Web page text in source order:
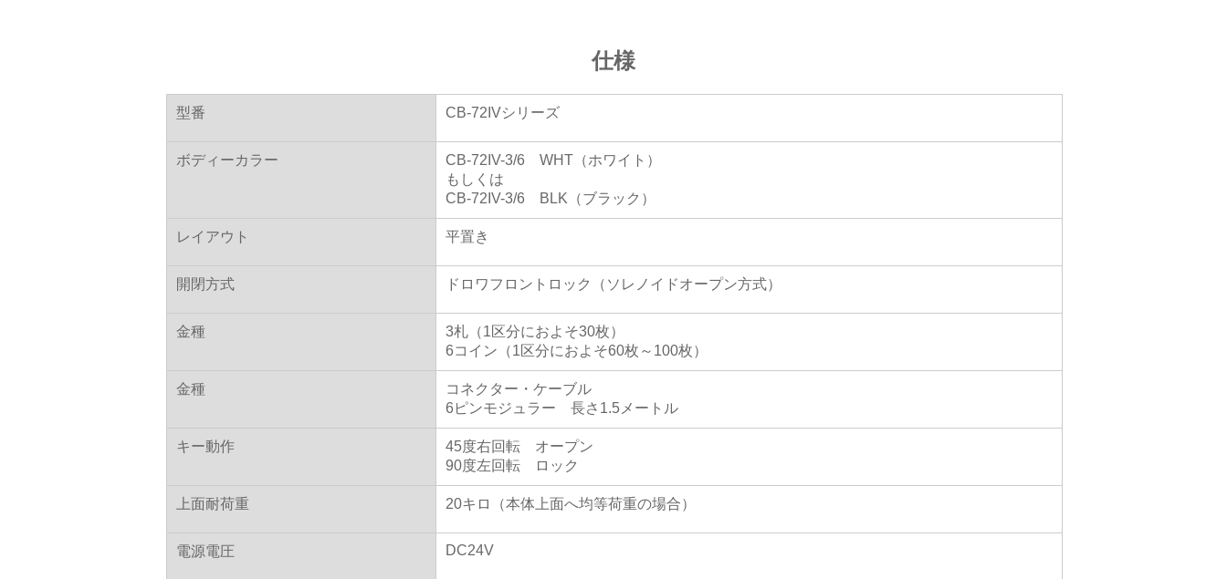
仕様
型番 CB-72IVシリーズ
ボディーカラー
CB-72IV-3/6 WHT（ホワイト）
もしくは
CB-72IV-3/6 BLK（ブラック）
レイアウト 平置き
開閉方式 ドロワフロントロック（ソレノイドオープン方式）
金種
3札（1区分におよそ30枚）
6コイン（1区分におよそ60枚～100枚）
金種
コネクター・ケーブル
6ピンモジュラー 長さ1.5メートル
キー動作
45度右回転 オープン
90度左回転 ロック
上面耐荷重 20キロ（本体上面へ均等荷重の場合）
電源電圧 DC24V